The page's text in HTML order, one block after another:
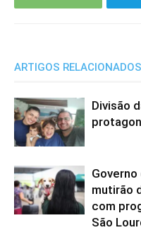
ARTIGOS RELACIONADOS
Divisão
mutirão
com
São